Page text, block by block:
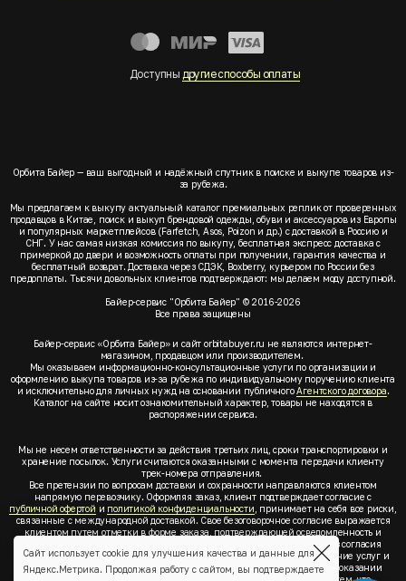
Доступны другие способы оплаты
Орбита Байер — ваш выгодный и надёжный спутник в поиске и выкупе товаров из-
за рубежа.
Мы предлагаем к выкупу актуальный каталог премиальных реплик от проверенных
продавцов в Китае, поиск и выкуп брендовой одежды, обуви и аксессуаров из Европы
и популярных маркетплейсов (Farfetch, Asos, Poizon и др.) с доставкой в Россию и
СНГ. У нас самая низкая комиссия по выкупу, бесплатная экспресс доставка с
примеркой до двери и возможность оплаты при получении, гарантия качества и
бесплатный возврат. Доставка через СДЭК, Boxberry, курьером по России без
предоплаты. Тысячи довольных клиентов подтверждают: мы делаем моду доступной.
Байер-сервис "Орбита Байер" © 2016-2026
Все права защищены
Байер-сервис «Орбита Байер» и сайт orbitabuyer.ru не являются интернет-
магазином, продавцом или производителем.
Мы оказываем информационно-консультационные услуги по организации и
оформлению выкупа товаров из-за рубежа по индивидуальному поручению клиента
и исключительно для личных нужд на основании публичногоАгентского договора.
Каталог на сайте носит ознакомительный характер, товары не находятся в
распоряжении сервиса.
Мы не несем ответственности за действия третьих лиц, сроки транспортировки и
хранение посылок. Услуги считаются оказанными с момента передачи клиенту
трек-номера отправления.
Все претензии по вопросам доставки и сохранности направляются клиентом
напрямую перевозчику. Оформляя заказ, клиент подтверждает согласие с
публичной офертой и политикой конфиденциальности , принимает на себя все риски,
связанные с международной доставкой. Свое безоговорочное согласие выражается
клиентом путем отметки в форме заказа, подтверждающей осведомленность и
согласие клиента со всеми предлагаемыми сервисом условиями. Без согласия
клиента спубличной офертой иполитикой конфиденциальностиоказание услуг и
оформление заказа невозможно. Заключая акцепт условий оферты об оказании
Сайт использует cookie для улучшения качества и данные для
Яндекс.Метрика. Продолжая работу с сайтом, вы подтверждаете